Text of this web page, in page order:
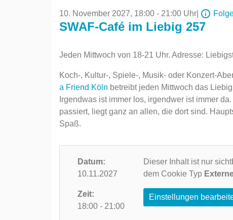
10. November 2027, 18:00 - 21:00 Uhr
SWAF-Café im Liebig 257
Jeden Mittwoch von 18-21 Uhr. Adresse:
Koch-, Kultur-, Spiele-, Musik- oder Konzert-
a Friend Köln betreibt jeden Mittwoch das
Irgendwas ist immer los, irgendwer ist immer
passiert, liegt ganz an allen, die dort sind.
Spaß.
Datum:
10.11.2027
Zeit:
18:00 - 21:00
Dieser Inhalt ist nur
dem Cookie Typ
Einstellungen